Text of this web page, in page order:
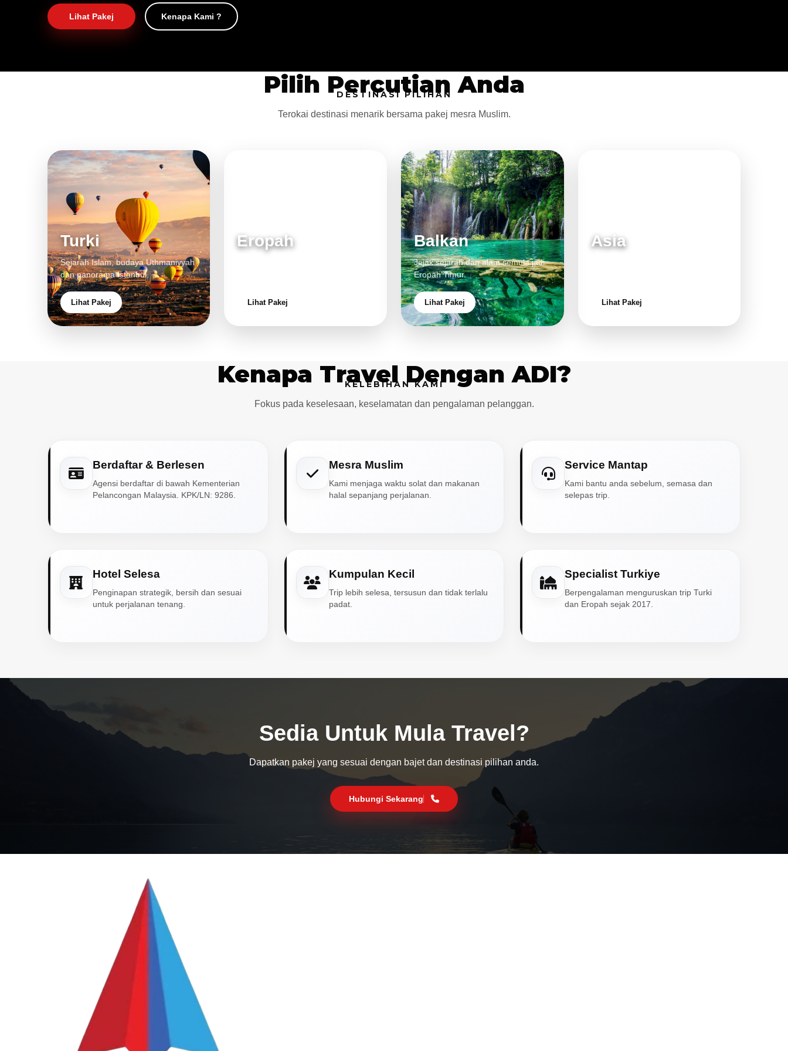
Lihat Pakej Kenapa Kami ?
DESTINASI PILIHAN
Pilih Percutian Anda
Terokai destinasi menarik bersama pakej mesra Muslim.
Turki
Sejarah Islam, budaya Uthmaniyyah
dan panorama Istanbul.
Lihat Pakej
Eropah
Lihat Pakej
Balkan
Jejak sejarah dan alam semula jadi
Eropah Timur.
Lihat Pakej
Asia
Lihat Pakej
KELEBIHAN KAMI
Kenapa Travel Dengan ADI?
Fokus pada keselesaan, keselamatan dan pengalaman pelanggan.
Berdaftar & Berlesen
Agensi berdaftar di bawah Kementerian
Pelancongan Malaysia. KPK/LN: 9286.
Mesra Muslim
Kami menjaga waktu solat dan makanan
halal sepanjang perjalanan.
Service Mantap
Kami bantu anda sebelum, semasa dan
selepas trip.
Hotel Selesa
Penginapan strategik, bersih dan sesuai
untuk perjalanan tenang.
Kumpulan Kecil
Trip lebih selesa, tersusun dan tidak terlalu
padat.
Specialist Turkiye
Berpengalaman menguruskan trip Turki
dan Eropah sejak 2017.
Sedia Untuk Mula Travel?
Dapatkan pakej yang sesuai dengan bajet dan destinasi pilihan anda.
Hubungi Sekarang